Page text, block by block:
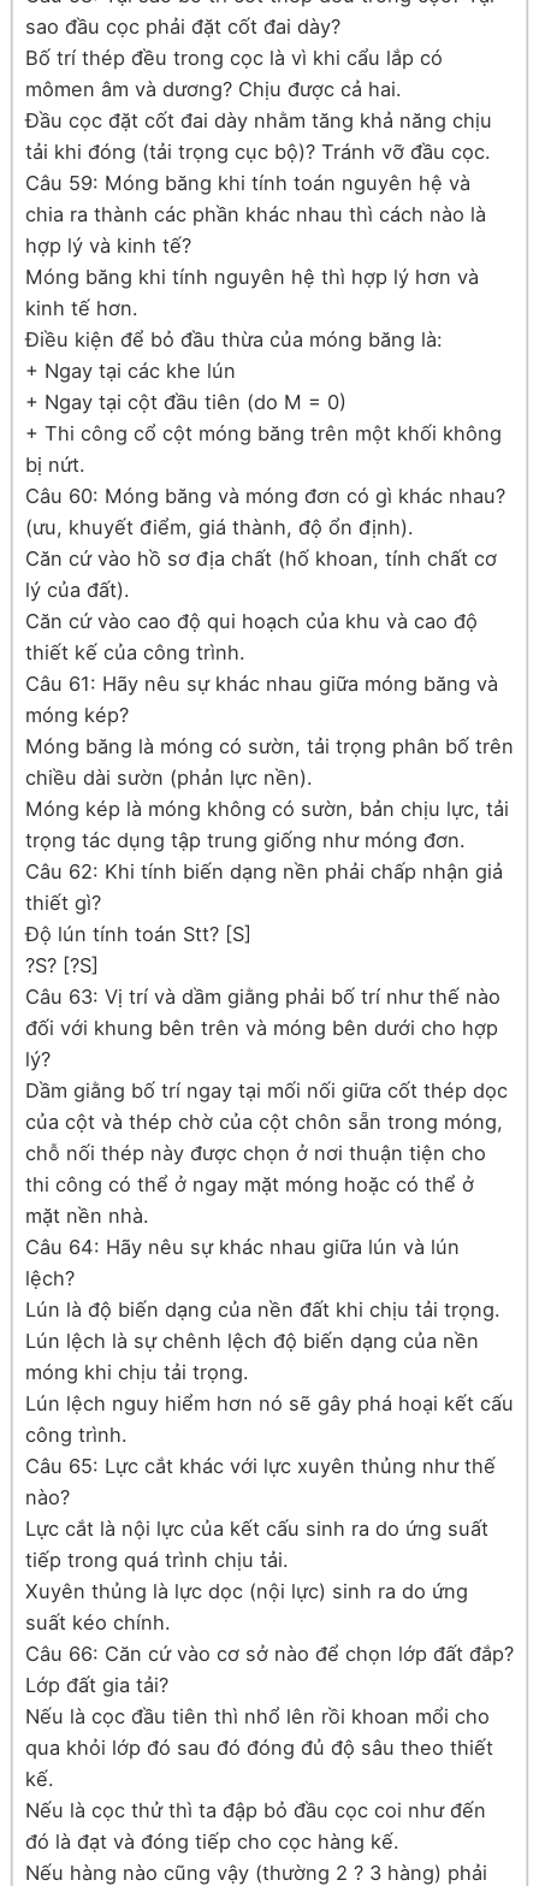
sao đầu cọc phải đặt cốt đai dày?
Bố trí thép đều trong cọc là vì khi cẩu lắp có
mômen âm và dương? Chịu được cả hai.
Đầu cọc đặt cốt đai dày nhằm tăng khả năng chịu
tải khi đóng (tải trọng cục bộ)? Tránh vỡ đầu cọc.
Câu 59: Móng băng khi tính toán nguyên hệ và
chia ra thành các phần khác nhau thì cách nào là
hợp lý và kinh tế?
Móng băng khi tính nguyên hệ thì hợp lý hơn và
kinh tế hơn.
Điều kiện để bỏ đầu thừa của móng băng là:
+ Ngay tại các khe lún
+ Ngay tại cột đầu tiên (do M = 0)
+ Thi công cổ cột móng băng trên một khối không
bị nứt.
Câu 60: Móng băng và móng đơn có gì khác nhau?
(ưu, khuyết điểm, giá thành, độ ổn định).
Căn cứ vào hồ sơ địa chất (hố khoan, tính chất cơ
lý của đất).
Căn cứ vào cao độ qui hoạch của khu và cao độ
thiết kế của công trình.
Câu 61: Hãy nêu sự khác nhau giữa móng băng và
móng kép?
Móng băng là móng có sườn, tải trọng phân bố trên
chiều dài sườn (phản lực nền).
Móng kép là móng không có sườn, bản chịu lực, tải
trọng tác dụng tập trung giống như móng đơn.
Câu 62: Khi tính biến dạng nền phải chấp nhận giả
thiết gì?
Độ lún tính toán Stt? [S]
?S? [?S]
Câu 63: Vị trí và dầm giằng phải bố trí như thế nào
đối với khung bên trên và móng bên dưới cho hợp
lý?
Dầm giằng bố trí ngay tại mối nối giữa cốt thép dọc
của cột và thép chờ của cột chôn sẵn trong móng,
chỗ nối thép này được chọn ở nơi thuận tiện cho
thi công có thể ở ngay mặt móng hoặc có thể ở
mặt nền nhà.
Câu 64: Hãy nêu sự khác nhau giữa lún và lún
lệch?
Lún là độ biến dạng của nền đất khi chịu tải trọng.
Lún lệch là sự chênh lệch độ biến dạng của nền
móng khi chịu tải trọng.
Lún lệch nguy hiểm hơn nó sẽ gây phá hoại kết cấu
công trình.
Câu 65: Lực cắt khác với lực xuyên thủng như thế
nào?
Lực cắt là nội lực của kết cấu sinh ra do ứng suất
tiếp trong quá trình chịu tải.
Xuyên thủng là lực dọc (nội lực) sinh ra do ứng
suất kéo chính.
Câu 66: Căn cứ vào cơ sở nào để chọn lớp đất đắp?
Lớp đất gia tải?
Nếu là cọc đầu tiên thì nhổ lên rồi khoan mổi cho
qua khỏi lớp đó sau đó đóng đủ độ sâu theo thiết
kế.
Nếu là cọc thử thì ta đập bỏ đầu cọc coi như đến
đó là đạt và đóng tiếp cho cọc hàng kế.
Nếu hàng nào cũng vậy (thường 2 ? 3 hàng) phải